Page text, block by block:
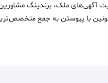
میده. ثبت آگهی‌های ملک،
می‌تونین با پیوستن به جمع